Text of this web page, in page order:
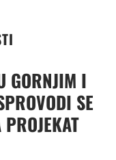
GORNJIM I
SE